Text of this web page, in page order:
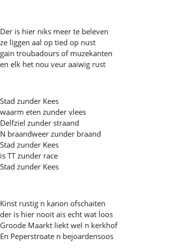
Der is hier niks meer te beleven
ze liggen aal op tied op nust
gain troubadours of muzekanten
en elk het nou veur aaiwig rust
Stad zunder Kees
waarm eten zunder vlees
Delfziel zunder straand
N braandweer zunder braand
Stad zunder Kees
is TT zunder race
Stad zunder Kees
Kinst rustig n kanon ofschaiten
der is hier nooit ais echt wat loos
Groode Maarkt liekt wel n kerkhof
En Peperstroate n bejoardensoos